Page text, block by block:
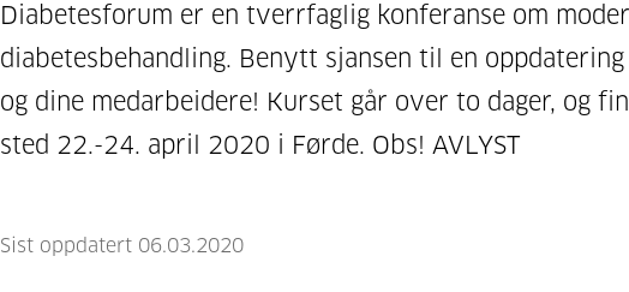
Diabetesforum er en tverrfaglig konferanse om
diabetesbehandling. Benytt sjansen til en
og dine medarbeidere! Kurset går over to dager, og
sted 22.-24. april 2020 i Førde. Obs! AVLYST
Sist oppdatert 06.03.2020